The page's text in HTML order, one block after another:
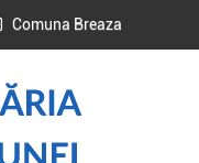
Comuna Breaza